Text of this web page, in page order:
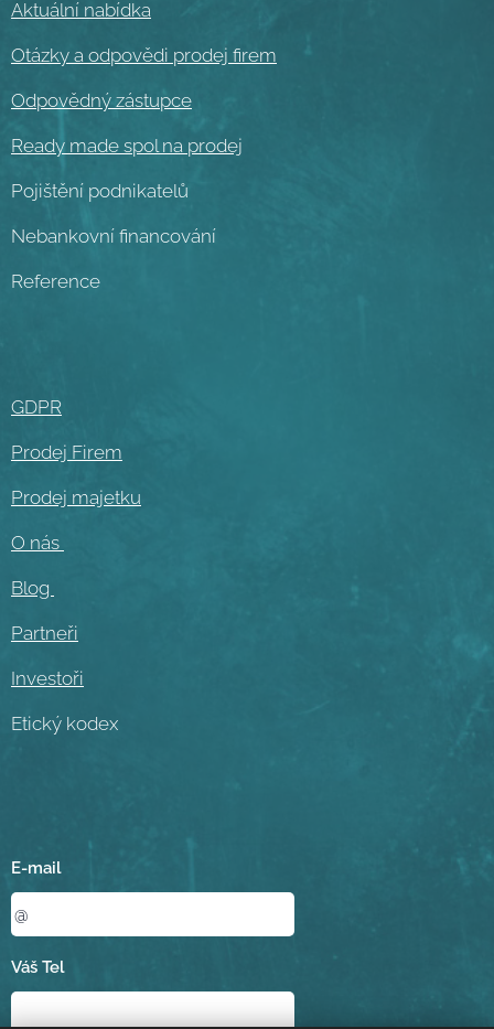
Aktuální nabídka
Otázky a odpovědi prodej firem
Odpovědný zástupce
Ready made spol na prodej
Pojištění podnikatelů
Nebankovní financování
Reference
GDPR
Prodej Firem
Prodej majetku
O nás
Blog
Partneři
Investoři
Etický kodex
E-mail
Váš Tel